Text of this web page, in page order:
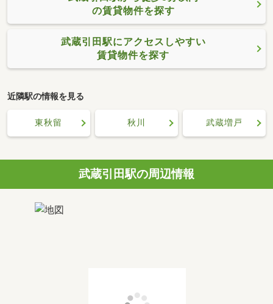
の賃貸物件を探す
武蔵引田駅にアクセスしやすい
賃貸物件を探す
近隣駅の情報を見る
東秋留 秋川 武蔵増戸
武蔵引田駅の周辺情報